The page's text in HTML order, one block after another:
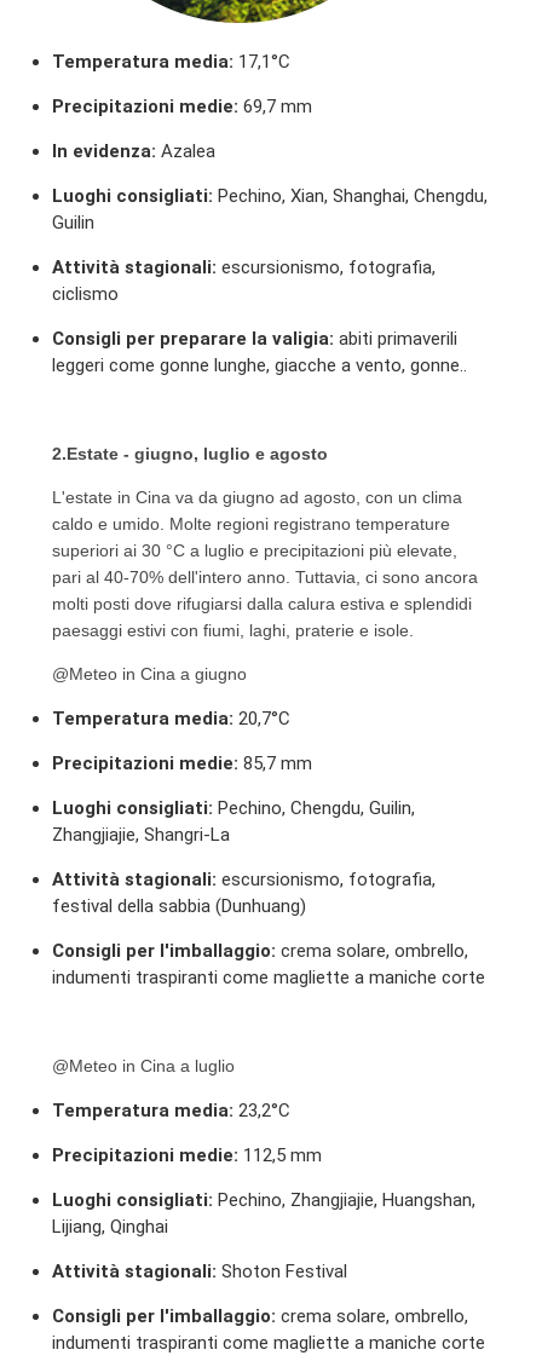
Temperatura media: 17,1°C
Precipitazioni medie: 69,7 mm
In evidenza: Azalea
Luoghi consigliati: Pechino, Xian, Shanghai, Chengdu,
Guilin
Attività stagionali: escursionismo, fotografia,
ciclismo
Consigli per preparare la valigia: abiti primaverili
leggeri come gonne lunghe, giacche a vento, gonne..
2.Estate - giugno, luglio e agosto
L'estate in Cina va da giugno ad agosto, con un clima
caldo e umido. Molte regioni registrano temperature
superiori ai 30 °C a luglio e precipitazioni più elevate,
pari al 40-70% dell'intero anno. Tuttavia, ci sono ancora
molti posti dove rifugiarsi dalla calura estiva e splendidi
paesaggi estivi con fiumi, laghi, praterie e isole.
@Meteo in Cina a giugno
Temperatura media: 20,7°C
Precipitazioni medie: 85,7 mm
Luoghi consigliati: Pechino, Chengdu, Guilin,
Zhangjiajie, Shangri-La
Attività stagionali: escursionismo, fotografia,
festival della sabbia (Dunhuang)
Consigli per l'imballaggio: crema solare, ombrello,
indumenti traspiranti come magliette a maniche corte
@Meteo in Cina a luglio
Temperatura media: 23,2°C
Precipitazioni medie: 112,5 mm
Luoghi consigliati: Pechino, Zhangjiajie, Huangshan,
Lijiang, Qinghai
Attività stagionali: Shoton Festival
Consigli per l'imballaggio: crema solare, ombrello,
indumenti traspiranti come magliette a maniche corte